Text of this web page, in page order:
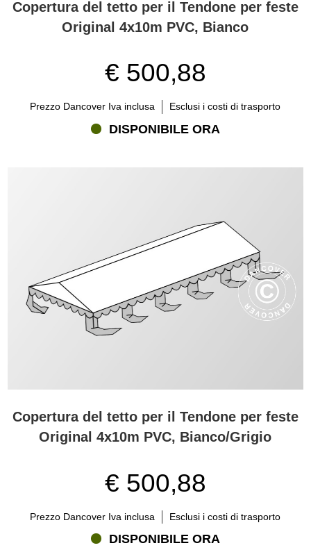
Copertura del tetto per il Tendone per feste
Original 4x10m PVC, Bianco
€ 500,88
Prezzo Dancover Iva inclusa Esclusi i costi di trasporto
DISPONIBILE ORA
Copertura del tetto per il Tendone per feste
Original 4x10m PVC, Bianco/Grigio
€ 500,88
Prezzo Dancover Iva inclusa Esclusi i costi di trasporto
DISPONIBILE ORA